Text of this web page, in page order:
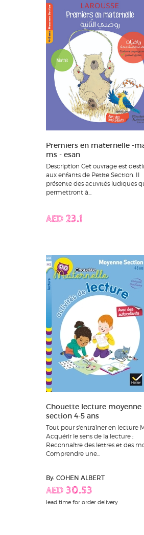
Premiers en maternelle -
ms - esan
Description Cet ouvrage est
aux enfants de Petite Section. Il
présente des activités ludiques
permettront à...
AED 23.1
Chouette lecture moyenne
section 4-5 ans
Tout pour s'entraîner en lecture
Acquérir le sens de la lecture ;
Reconnaître des lettres et des
Comprendre une...
By: COHEN ALBERT
AED 30.53
lead time for order delivery